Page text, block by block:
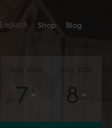
Englisch Shop Blog
Aug. 2026
7 8